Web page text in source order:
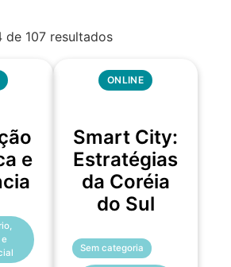
de 107 resultados
e
ONLINE
Smart City:
Estratégias
da Coréia
do Sul
Sem categoria